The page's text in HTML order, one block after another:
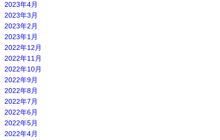
2023年4月
2023年3月
2023年2月
2023年1月
2022年12月
2022年11月
2022年10月
2022年9月
2022年8月
2022年7月
2022年6月
2022年5月
2022年4月